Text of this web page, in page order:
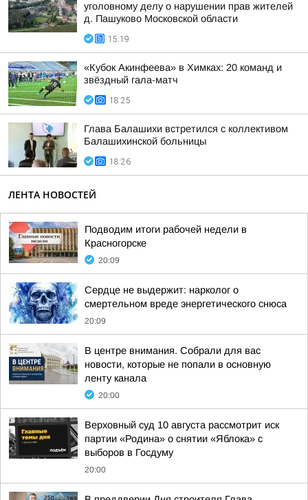
уголовному делу о нарушении прав жителей
д. Пашуково Московской области
15:19
«Кубок Акинфеева» в Химках: 20 команд и
звёздный гала-матч
18:25
Глава Балашихи встретился с коллективом
Балашихинской больницы
18:26
ЛЕНТА НОВОСТЕЙ
Подводим итоги рабочей недели в
Красногорске
20:09
Сердце не выдержит: нарколог о
смертельном вреде энергетического снюса
20:09
В центре внимания. Собрали для вас
новости, которые не попали в основную
ленту канала
20:00
Верховный суд 10 августа рассмотрит иск
партии «Родина» о снятии «Яблока» с
выборов в Госдуму
20:00